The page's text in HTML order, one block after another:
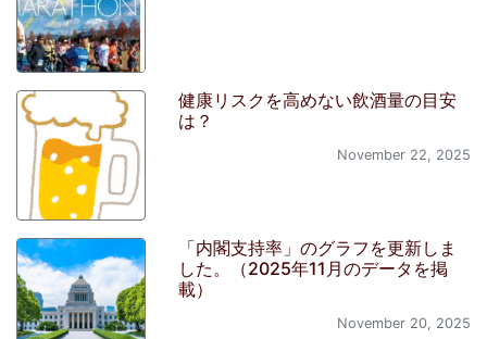
健康リスクを高めない飲酒量の目安
は？
November 22, 2025
「内閣支持率」のグラフを更新しま
した。（2025年11月のデータを掲
載）
November 20, 2025